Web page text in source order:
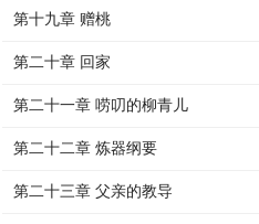
第十九章 赠桃
第二十章 回家
第二十一章 唠叨的柳青儿
第二十二章 炼器纲要
第二十三章 父亲的教导